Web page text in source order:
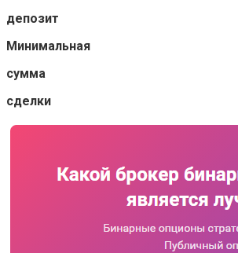
депозит
Минимальная
сумма
сделки